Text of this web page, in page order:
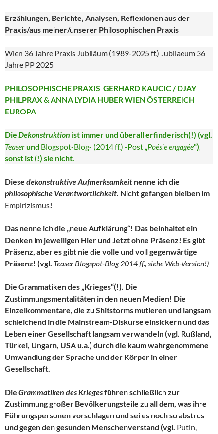
Erzählungen, Berichte, Analysen, Reflexionen aus der
Praxis/aus meiner/unserer Philosophischen Praxis
Wien 36 Jahre Praxis Jubiläum (1989-2025 ff.) Jubilaeum 36
Jahre PP 2025
PHILOSOPHISCHE PRAXIS GERHARD KAUCIC / DJAY
PHILPRAX & ANNA LYDIA HUBER WIEN ÖSTERREICH
EUROPA
Die Dekonstruktion ist immer und überall erfinderisch(!) (vgl.
Teaserund Blogspot-Blog- (2014 ff.) -Post „Poésie engagée“),
sonst ist (!) sie nicht.
Diese dekonstruktive Aufmerksamkeit nenne ich die
philosophische Verantwortlichkeit. Nicht gefangen bleiben im
Empirizismus!
Das nenne ich die „neue Aufklärung“! Das beinhaltet ein
Denken im jeweiligen Hier und Jetzt ohne Präsenz! Es gibt
Präsenz, aber es gibt nie die volle und voll gegenwärtige
Präsenz! (vgl. Teaser Blogspot-Blog 2014 ff., siehe Web-Version!)
Die Grammatiken des „Krieges“(!). Die
Zustimmungsmentalitäten in den neuen Medien! Die
Einzelkommentare, die zu Shitstorms mutieren und langsam
schleichend in die Mainstream-Diskurse einsickern und das
Leben einer Gesellschaft langsam verwandeln (vgl. Rußland,
Türkei, Ungarn, USA u.a.) durch die kaum wahrgenommene
Umwandlung der Sprache und der Körper in einer
Gesellschaft.
Die Grammatiken des Kriegesführen schließlich zur
Zustimmung großer Bevölkerungsteile zu all dem, was ihre
Führungspersonen vorschlagen und sei es noch so abstrus
und gegen den gesunden Menschenverstand (vgl. Putin,